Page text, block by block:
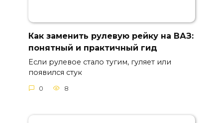
Как заменить рулевую рейку на ВАЗ:
понятный и практичный гид
Если рулевое стало тугим, гуляет или
появился стук
0 8